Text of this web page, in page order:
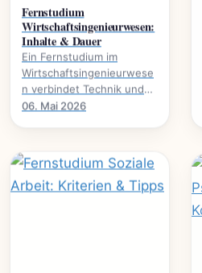
Fernstudium
Wirtschaftsingenieurwesen:
Inhalte & Dauer
Ein Fernstudium im
Wirtschaftsingenieurwese
n verbindet Technik und
Wirtschaft. Alles über
06. Mai 2026